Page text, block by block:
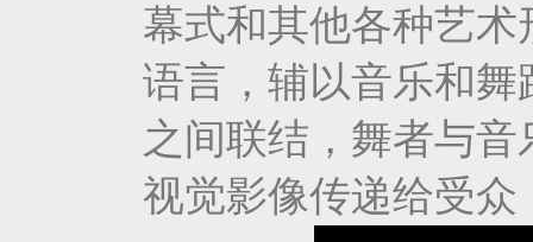
幕式和其他各种艺术
语言，辅以音乐和
之间联结，舞者与
视觉影像传递给受